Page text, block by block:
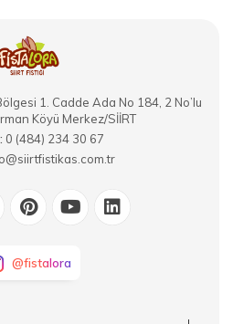
1. Cadde Ada No 184, 2 No’lu
Köyü Merkez/SİİRT
0 (484) 234 30 67
@fistalora